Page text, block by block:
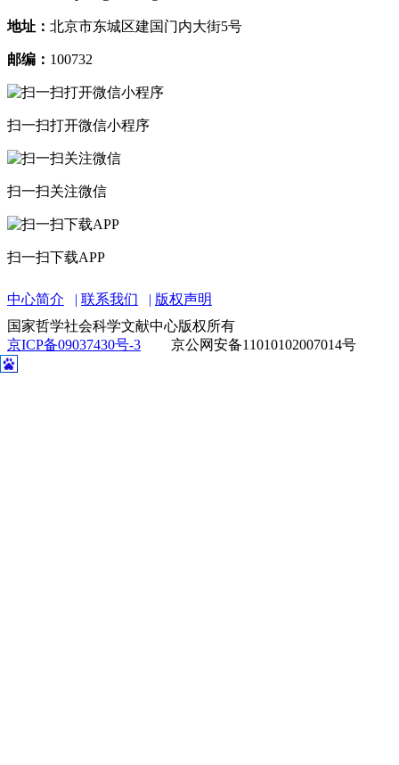
地址： 北京市东城区建国门内大街5号
邮编： 100732
扫一扫打开微信小程序
扫一扫关注微信
扫一扫下载APP
中心简介 联系我们
版权声明
国家哲学社会科学文献中心版权所有
京ICP备09037430号-3
京公网安备11010102007014号